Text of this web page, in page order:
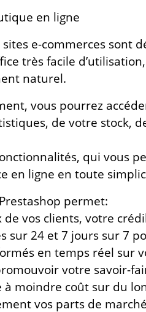
en ligne
e-commerces sont
très facile
naturel.
vous pourrez
de votre stock,
qui vous
en ligne en toute
permet:
de vos clients, votre
sur 24 et 7 jours sur 7
en temps réel sur
votre savoir-
à moindre coût sur du
vos parts de